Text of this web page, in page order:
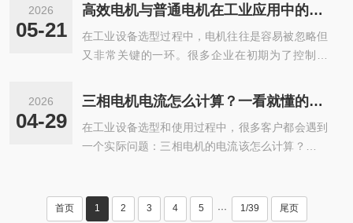
2026
05-21
高效电机与普通电机在工业应用中的差异分析
在工业设备选型过程中，电机往往是容易被忽略但
又非常关键的一环。很多企业在初期为了控制成
2026
04-29
三相电机电流怎么计算？一看就懂的实用方法
在工业设备选型和使用过程中，很多客户都会遇到
一个实际问题：三相电机的电流该怎么计算？尤其
首页 1 2 3 4 5 ··· 1/39 尾页